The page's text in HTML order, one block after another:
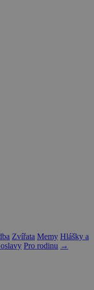
Zvířata Memy Hlášky a
Pro rodinu →